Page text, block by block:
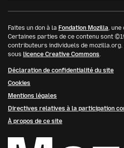
Faites un don à la Fondation Mozilla,
Certaines parties de ce contenu sont
contributeurs individuels de mozilla.org.
sous licence Creative Commons.
Déclaration de confidentialité du site
Cookies
Mentions légales
Directives relatives à la participation
À propos de ce site